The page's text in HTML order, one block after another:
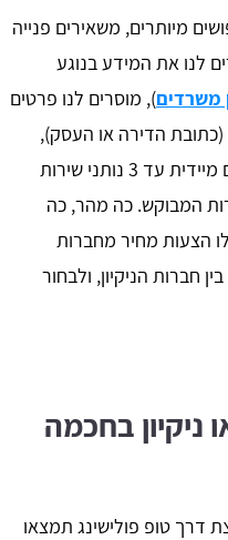
מיותרים, משאירים פנייה
לנו את המידע בנוגע
משרדים), מוסרים לנו פרטים
(כתובת הדירה או העסק),
והמערכת שלנו תדאג להפנות אליכם מיידית עד 3 נותני שירות
המבוקש. כה מהר, כה
הצעות מחיר מחברות
חברות הניקיון, ולבחור
ניקיון בחכמה
דרך טופ פולישינג תמצאו